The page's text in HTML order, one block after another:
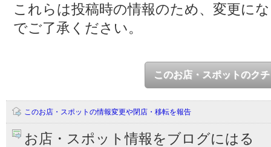
これらは投稿時の情報のため、変更に
でご了承ください。
このお店・スポットのク
このお店・スポットの情報変更や閉店・移転を報告
お店・スポット情報をブログにはる